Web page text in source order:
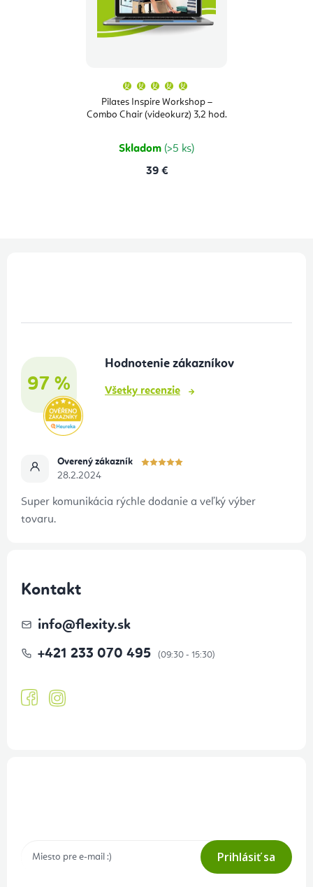
Pilates Inspire Workshop –
Combo Chair (videokurz) 3,2 hod.
produktu
je
5,0
hviezdičiek.
Skladom (>5 ks)
39 €
97 %
Hodnotenie zákazníkov
Všetky recenzie
Overený zákazník
28.2.2024
Super komunikácia rýchle dodanie a veľký výber
tovaru.
Kontakt
info@flexity.sk
+421 233 070 495
Prihlásiť sa